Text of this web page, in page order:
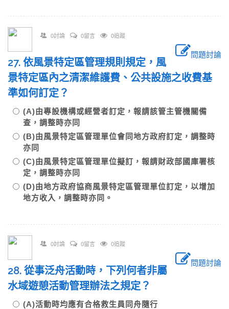
0討論 0留言 0追蹤
問題討論
27. 依風景特定區管理規則規定，風
景特定區內之清潔維護費、公共設施之收費基
準如何訂定？
(A)由專設機構或經營者訂定，報請該管主管機關備
查，調整時亦同
(B)由風景特定區管理單位會同地方政府訂定，調整時
亦同
(C)由風景特定區管理單位擬訂，報請財政部國庫署核
定，調整時亦同
(D)由地方政府協商風景特定區管理單位訂定，以增加
地方收入，調整時亦同。
0討論 0留言 0追蹤
問題討論
28. 從事泛舟活動時，下列何者非屬
水域遊憩活動管理辦法之規定？
(A)活動時均應有合格救生員同舟隨行